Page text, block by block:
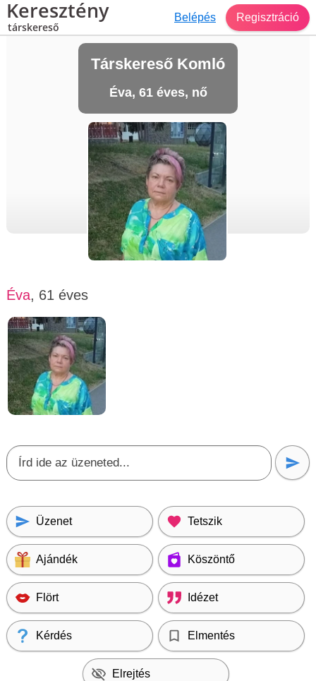
Keresztény
társkereső
Belépés Regisztráció
Társkereső Komló
Éva, 61 éves, nő
Éva, 61 éves
Üzenet Tetszik
Ajándék Köszöntő
Flört Idézet
Kérdés Elmentés
Elrejtés